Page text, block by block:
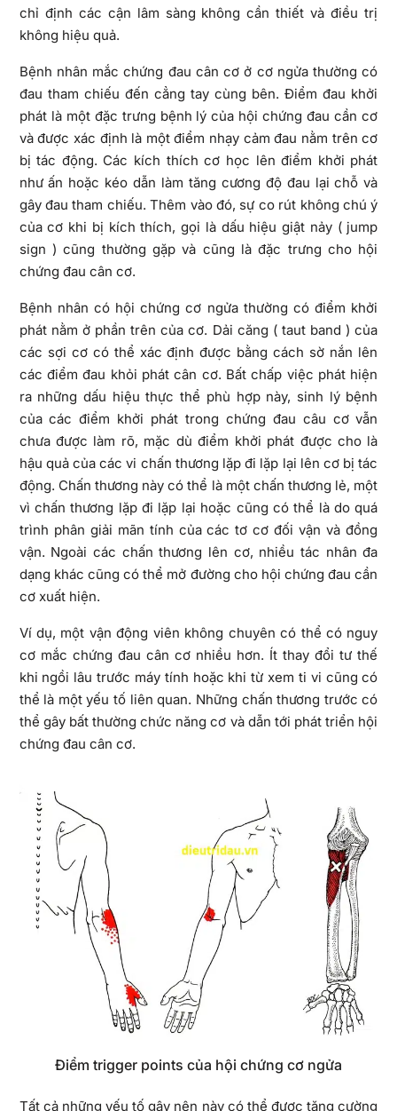
chỉ định các cận lâm sàng không cần thiết và điều trị
không hiệu quả.
Bệnh nhân mắc chứng đau cân cơ ở cơ ngửa thường có
đau tham chiếu đến cẳng tay cùng bên. Điểm đau khởi
phát là một đặc trưng bệnh lý của hội chứng đau cần cơ
và được xác định là một điểm nhạy cảm đau nằm trên cơ
bị tác động. Các kích thích cơ học lên điểm khởi phát
như ấn hoặc kéo dẫn làm tăng cương độ đau lại chỗ và
gây đau tham chiếu. Thêm vào đó, sự co rút không chú ý
của cơ khi bị kích thích, gọi là dấu hiệu giật nảy ( jump
sign ) cũng thường gặp và cũng là đặc trưng cho hội
chứng đau cân cơ.
Bệnh nhân có hội chứng cơ ngửa thường có điểm khởi
phát nằm ở phần trên của cơ. Dải căng ( taut band ) của
các sợi cơ có thể xác định được bằng cách sờ nắn lên
các điểm đau khỏi phát cân cơ. Bất chấp việc phát hiện
ra những dấu hiệu thực thể phù hợp này, sinh lý bệnh
của các điểm khởi phát trong chứng đau câu cơ vẫn
chưa được làm rõ, mặc dù điểm khởi phát được cho là
hậu quả của các vi chấn thương lặp đi lặp lại lên cơ bị tác
động. Chấn thương này có thể là một chấn thương lẻ, một
vì chấn thương lặp đi lặp lại hoặc cũng có thể là do quá
trình phân giải mãn tính của các tơ cơ đối vận và đồng
vận. Ngoài các chấn thương lên cơ, nhiều tác nhân đa
dạng khác cũng có thể mở đường cho hội chứng đau cần
cơ xuất hiện.
Ví dụ, một vận động viên không chuyên có thể có nguy
cơ mắc chứng đau cân cơ nhiều hơn. Ít thay đổi tư thế
khi ngồi lâu trước máy tính hoặc khi từ xem ti vi cũng có
thể là một yếu tố liên quan. Những chấn thương trước có
thể gây bất thường chức năng cơ và dẫn tới phát triển hội
chứng đau cân cơ.
Điểm trigger points của hội chứng cơ ngửa
Tất cả những yếu tố gây nên này có thể được tăng cường